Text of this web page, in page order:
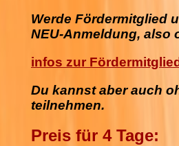
Werde Fördermitglied
NEU-Anmeldung, also
infos zur
Du kannst aber auch
teilnehmen.
Preis für 4 Tage: